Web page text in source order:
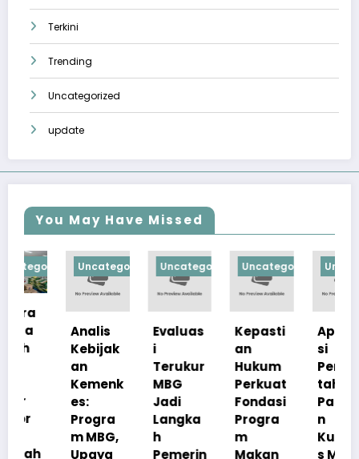
Terkini
Trending
Uncategorized
update
You May Have Missed
Uncategorized
Analis
Kebijak
Kemenk
Progra
m MBG,
Upaya
Uncategorized
Evaluas
i
Terukur
MBG
Langka
h
Pemerin
Uncategorized
Kepasti
Hukum
Perkuat
Fondasi
Progra
Makan
Apresia
Pemerin
tah
Pastika
n
Kualita
s Menu